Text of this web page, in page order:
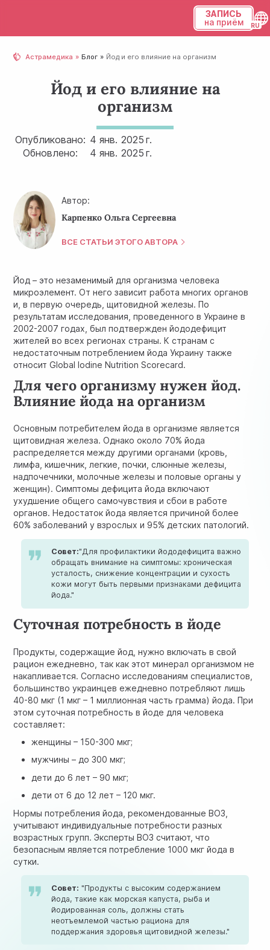
ЗАПИСЬ
на приём
Астрамедика Блог Йод и его влияние на организм
Йод и его влияние на
организм
Опубликовано: 4 янв. 2025 г.
Обновлено:
4 янв. 2025 г.
Автор:
Карпенко Ольга Сергеевна
ВСЕ СТАТЬИ ЭТОГО АВТОРА
Йод – это незаменимый для организма человека
микроэлемент. От него зависит работа многих органов
и, в первую очередь, щитовидной железы. По
результатам исследования, проведенного в Украине в
2002-2007 годах, был подтвержден йододефицит
жителей во всех регионах страны. К странам с
недостаточным потреблением йода Украину также
относит Global Iodine Nutrition Scorecard.
Для чего организму нужен йод.
Влияние йода на организм
Основным потребителем йода в организме является
щитовидная железа. Однако около 70% йода
распределяется между другими органами (кровь,
лимфа, кишечник, легкие, почки, слюнные железы,
надпочечники, молочные железы и половые органы у
женщин). Симптомы дефицита йода включают
ухудшение общего самочувствия и сбои в работе
органов. Недостаток йода является причиной более
60% заболеваний у взрослых и 95% детских патологий.
Совет:"Для профилактики йододефицита важно
обращать внимание на симптомы: хроническая
усталость, снижение концентрации и сухость
кожи могут быть первыми признаками дефицита
йода."
Суточная потребность в йоде
Продукты, содержащие йод, нужно включать в свой
рацион ежедневно, так как этот минерал организмом не
накапливается. Согласно исследованиям специалистов,
большинство украинцев ежедневно потребляют лишь
40-80 мкг (1 мкг – 1 миллионная часть грамма) йода. При
этом суточная потребность в йоде для человека
составляет:
женщины – 150-300 мкг;
мужчины – до 300 мкг;
дети до 6 лет – 90 мкг;
дети от 6 до 12 лет – 120 мкг.
Нормы потребления йода, рекомендованные ВОЗ,
учитывают индивидуальные потребности разных
возрастных групп. Эксперты ВОЗ считают, что
безопасным является потребление 1000 мкг йода в
сутки.
Совет: "Продукты с высоким содержанием
йода, такие как морская капуста, рыба и
йодированная соль, должны стать
неотъемлемой частью рациона для
поддержания здоровья щитовидной железы."